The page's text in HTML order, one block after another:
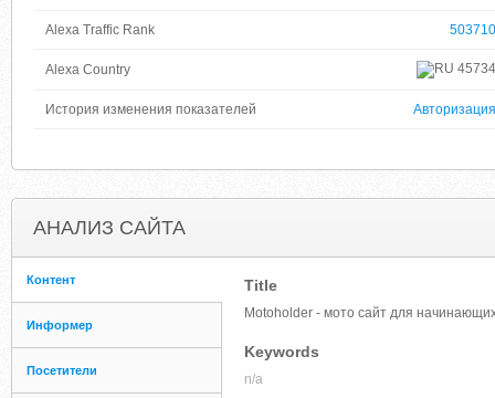
Alexa Traffic Rank 503710
Alexa Country 45734
История изменения показателей Авторизация
АНАЛИЗ САЙТА
Контент
Информер
Посетители
Title
Motoholder - мото сайт для
Keywords
n/a